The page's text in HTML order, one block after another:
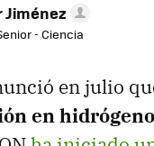
Jiménez
- Ciencia
en julio
en hidrógeno